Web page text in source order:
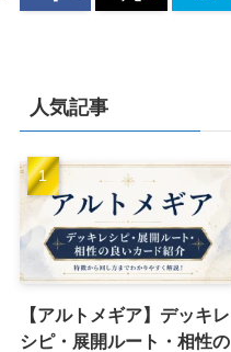
人気記事
【アルトメギア】デッキレ
シピ・展開ルート・相性の